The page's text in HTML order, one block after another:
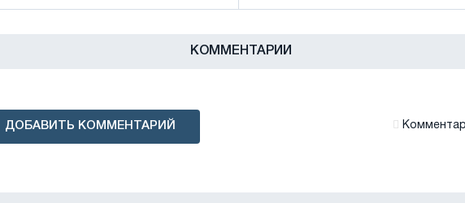
КОММЕНТАРИИ
ДОБАВИТЬ КОММЕНТАРИЙ